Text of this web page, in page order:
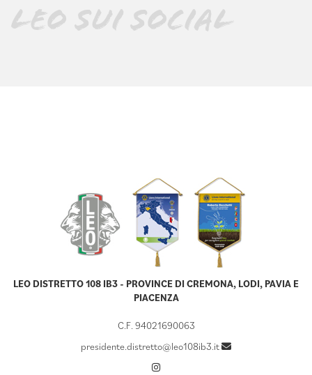
LEO SUI SOCIAL
LEO DISTRETTO 108 IB3 - PROVINCE DI CREMONA, LODI, PAVIA E
PIACENZA
C.F. 94021690063
presidente.distretto@leo108ib3.it